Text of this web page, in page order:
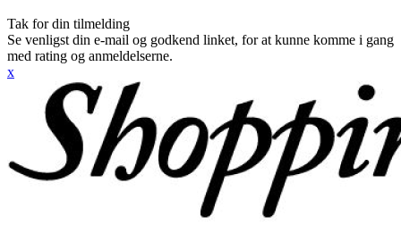
Tak for din tilmelding
Se venligst din e-mail og godkend linket, for at kunne komme i gang
med rating og anmeldelserne.
x